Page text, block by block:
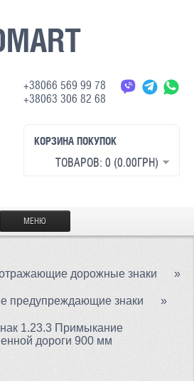
+38066 569 99 78
+38063 306 82 68
КОРЗИНА ПОКУПОК
ТОВАРОВ: 0 (0.00ГРН)
МЕНЮ
МАТЕРИАЛЫ
ТКАНЬ
ТКАНЬ
дорожные знаки »
предупреждающие знаки »
1.23.3 Примыкание
дороги 900 мм